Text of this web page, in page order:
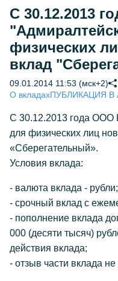
С 30.12.2013
физических
вклад
09.01.2014 11:53 (мск+2)
О вкладахПУБЛИКАЦИЯ В
С 30.12.2013 года ООО
для физических лиц
«Сберегательный».
Условия вклада:
- валюта вклада - рубли;
- срочный вклад с
- пополнение вклада
000 (десяти тысяч)
действия вклада;
- отзыв части вклада не